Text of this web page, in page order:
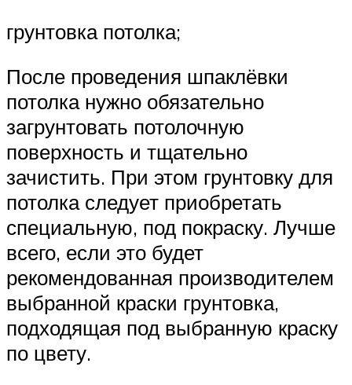
грунтовка потолка;
После проведения шпаклёвки
потолка нужно обязательно
загрунтовать потолочную
поверхность и тщательно
зачистить. При этом грунтовку для
потолка следует приобретать
специальную, под покраску. Лучше
всего, если это будет
рекомендованная производителем
выбранной краски грунтовка,
подходящая под выбранную краску
по цвету.